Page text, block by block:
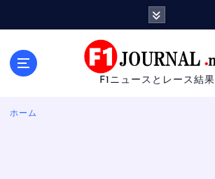
F1ニュースとレース結果
ホーム